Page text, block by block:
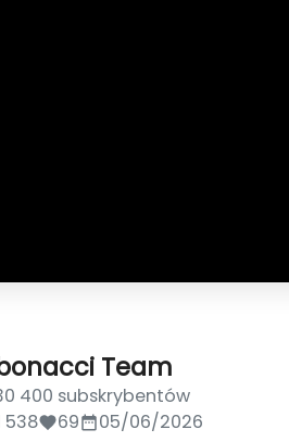
Team
400 subskrybentów
538
69 05/06/2026